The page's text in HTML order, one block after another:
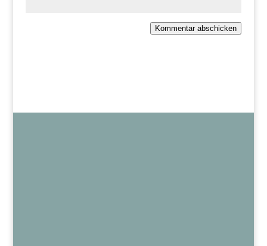
Kommentar abschicken